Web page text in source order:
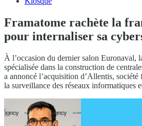
Framatome rachète la
pour internaliser sa
À l’occasion du dernier salon Euronaval,
spécialisée dans la construction de
a annoncé l’acquisition d’Allentis, société
la surveillance des réseaux informatiques